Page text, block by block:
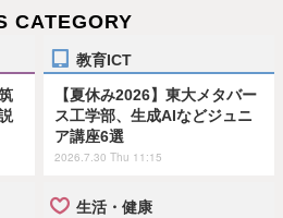
CATEGORY
教育ICT
【夏休み2026】東大メタバー
ス工学部、生成AIなどジュニ
ア講座6選
2026.7.30 Thu 11:15
生活・健康